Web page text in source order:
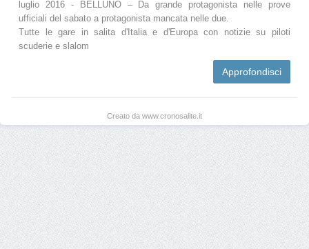
luglio 2016 - BELLUNO – Da grande protagonista nelle prove
ufficiali del sabato a protagonista mancata nelle due.
Tutte le gare in salita d'Italia e d'Europa con notizie su piloti
scuderie e slalom
Approfondisci
Creato da www.cronosalite.it